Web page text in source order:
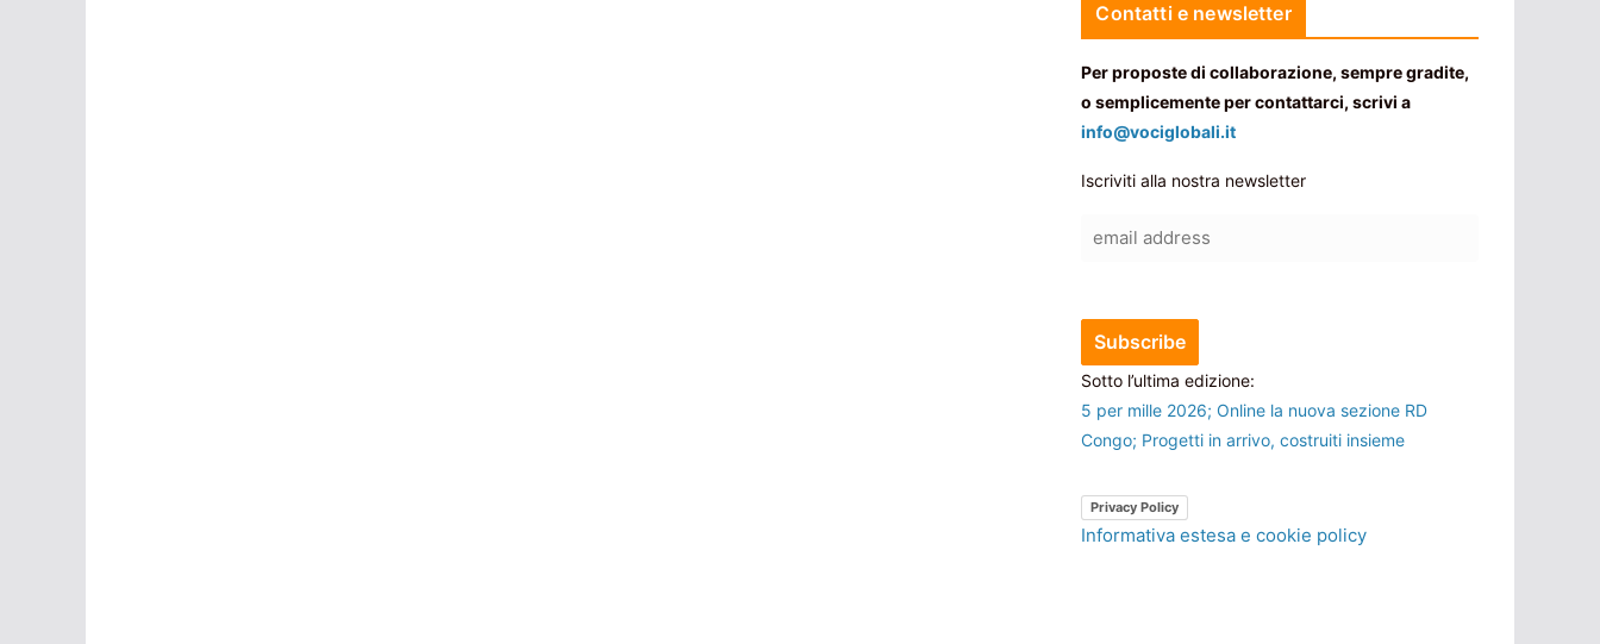
Contatti e newsletter
Per proposte di collaborazione, sempre gradite,
o semplicemente per contattarci, scrivi a
info@vociglobali.it
Iscriviti alla nostra newsletter
Sotto l’ultima edizione:
5 per mille 2026; Online la nuova sezione RD
Congo; Progetti in arrivo, costruiti insieme
Privacy Policy
Informativa estesa e cookie policy